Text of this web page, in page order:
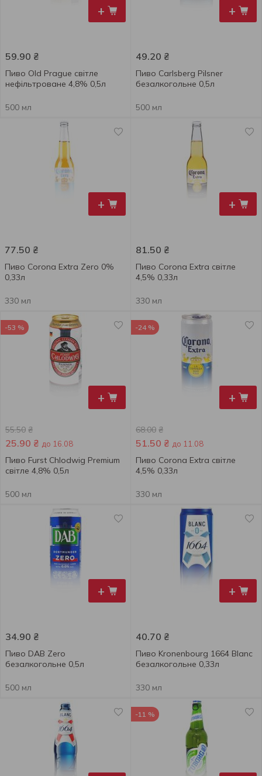
+
59.90 ₴
Пиво Old Prague світле
нефільтроване 4,8% 0,5л
500 мл
+
49.20 ₴
Пиво Carlsberg Pilsner
безалкогольне 0,5л
500 мл
+
77.50 ₴
Пиво Corona Extra Zero 0%
0,33л
330 мл
+
81.50 ₴
Пиво Corona Extra світле
4,5% 0,33л
330 мл
+
-53 %
55.50 ₴
25.90 ₴ до 16.08
Пиво Furst Chlodwig Premium
світле 4,8% 0,5л
500 мл
+
-24 %
68.00 ₴
51.50 ₴ до 11.08
Пиво Corona Extra світле
4,5% 0,33л
330 мл
+
34.90 ₴
Пиво DAB Zero
безалкогольне 0,5л
500 мл
+
40.70 ₴
Пиво Kronenbourg 1664 Blanc
безалкогольне 0,33л
330 мл
-11 %